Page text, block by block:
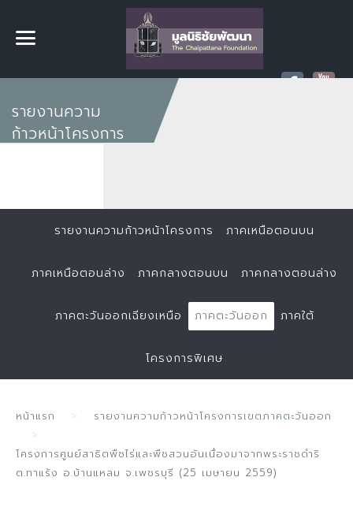
รายงานความ
ก้าวหน้าโครงการ
รายงานความก้าวหน้าโครงการ ภาคเหนือตอนบน
ภาคเหนือตอนล่าง ภาคกลางตอนบน ภาคกลางตอนล่าง
ภาคตะวันออกเฉียงเหนือ ภาคตะวันออก ภาคใต้
โครงการพิเศษ
หน้าแรก รายงานความก้าวหน้าโครงการเขตภาคตะวันออก
โครงการศูนย์สาธิตพืชไร่และพืชสวนอันเนื่องมาจากพระราชดำริ
ต.ทาแร้ง อ.บ้านแหลม จ.เพชรบุรี (25 เมษายน 2559)